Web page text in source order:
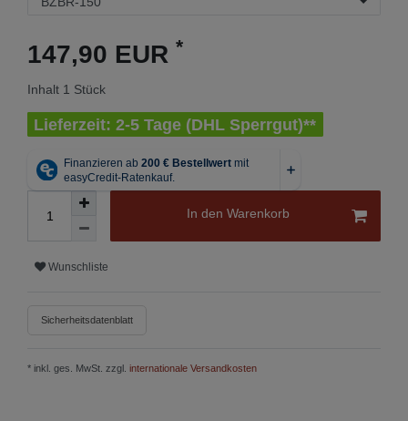
147,90 EUR *
Inhalt 1 Stück
Lieferzeit: 2-5 Tage (DHL Sperrgut)**
In den Warenkorb
Wunschliste
Sicherheitsdatenblatt
* inkl. ges. MwSt. zzgl. internationale Versandkosten